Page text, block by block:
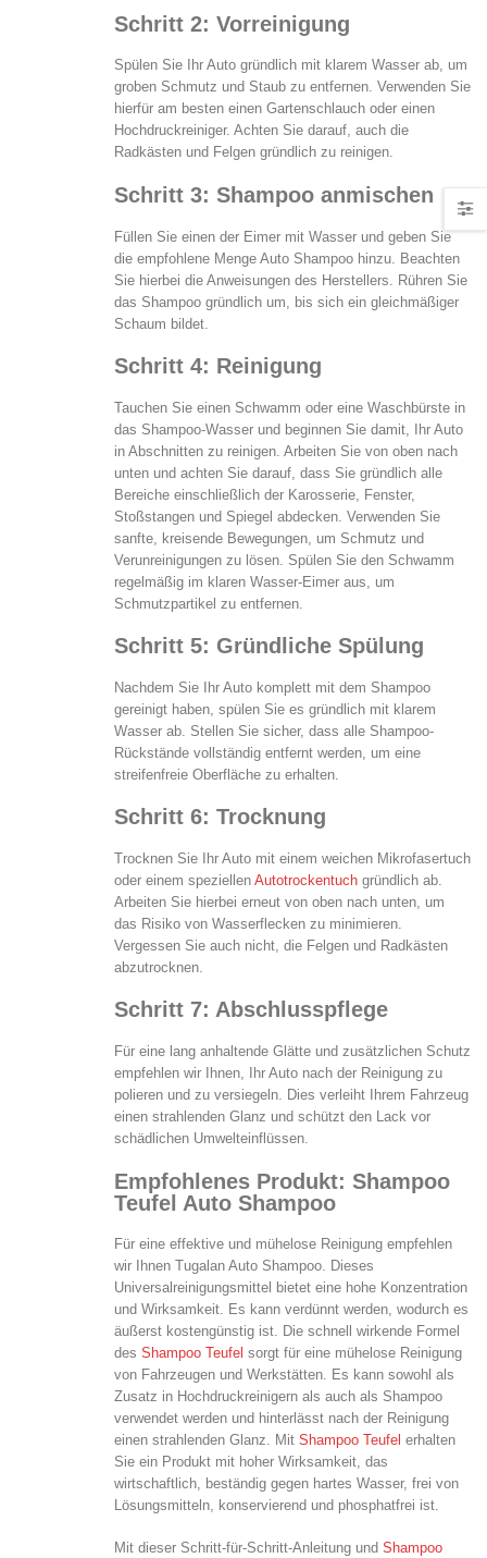
Schritt 2: Vorreinigung
Spülen Sie Ihr Auto gründlich mit klarem Wasser ab, um
groben Schmutz und Staub zu entfernen. Verwenden Sie
hierfür am besten einen Gartenschlauch oder einen
Hochdruckreiniger. Achten Sie darauf, auch die
Radkästen und Felgen gründlich zu reinigen.
Schritt 3: Shampoo anmischen
Füllen Sie einen der Eimer mit Wasser und geben Sie
die empfohlene Menge Auto Shampoo hinzu. Beachten
Sie hierbei die Anweisungen des Herstellers. Rühren Sie
das Shampoo gründlich um, bis sich ein gleichmäßiger
Schaum bildet.
Schritt 4: Reinigung
Tauchen Sie einen Schwamm oder eine Waschbürste in
das Shampoo-Wasser und beginnen Sie damit, Ihr Auto
in Abschnitten zu reinigen. Arbeiten Sie von oben nach
unten und achten Sie darauf, dass Sie gründlich alle
Bereiche einschließlich der Karosserie, Fenster,
Stoßstangen und Spiegel abdecken. Verwenden Sie
sanfte, kreisende Bewegungen, um Schmutz und
Verunreinigungen zu lösen. Spülen Sie den Schwamm
regelmäßig im klaren Wasser-Eimer aus, um
Schmutzpartikel zu entfernen.
Schritt 5: Gründliche Spülung
Nachdem Sie Ihr Auto komplett mit dem Shampoo
gereinigt haben, spülen Sie es gründlich mit klarem
Wasser ab. Stellen Sie sicher, dass alle Shampoo-
Rückstände vollständig entfernt werden, um eine
streifenfreie Oberfläche zu erhalten.
Schritt 6: Trocknung
Trocknen Sie Ihr Auto mit einem weichen Mikrofasertuch
oder einem speziellen Autotrockentuch gründlich ab.
Arbeiten Sie hierbei erneut von oben nach unten, um
das Risiko von Wasserflecken zu minimieren.
Vergessen Sie auch nicht, die Felgen und Radkästen
abzutrocknen.
Schritt 7: Abschlusspflege
Für eine lang anhaltende Glätte und zusätzlichen Schutz
empfehlen wir Ihnen, Ihr Auto nach der Reinigung zu
polieren und zu versiegeln. Dies verleiht Ihrem Fahrzeug
einen strahlenden Glanz und schützt den Lack vor
schädlichen Umwelteinflüssen.
Empfohlenes Produkt: Shampoo
Teufel Auto Shampoo
Für eine effektive und mühelose Reinigung empfehlen
wir Ihnen Tugalan Auto Shampoo. Dieses
Universalreinigungsmittel bietet eine hohe Konzentration
und Wirksamkeit. Es kann verdünnt werden, wodurch es
äußerst kostengünstig ist. Die schnell wirkende Formel
des Shampoo Teufel sorgt für eine mühelose Reinigung
von Fahrzeugen und Werkstätten. Es kann sowohl als
Zusatz in Hochdruckreinigern als auch als Shampoo
verwendet werden und hinterlässt nach der Reinigung
einen strahlenden Glanz. Mit Shampoo Teufel erhalten
Sie ein Produkt mit hoher Wirksamkeit, das
wirtschaftlich, beständig gegen hartes Wasser, frei von
Lösungsmitteln, konservierend und phosphatfrei ist.
Mit dieser Schritt-für-Schritt-Anleitung und Shampoo